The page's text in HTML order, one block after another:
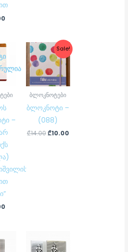
–
Sale!
ბლოკნოტები
ბლოკნოტი –
(088)
₾14.00
Original
price
was:
₾14.00.
₾10.00
Current
price